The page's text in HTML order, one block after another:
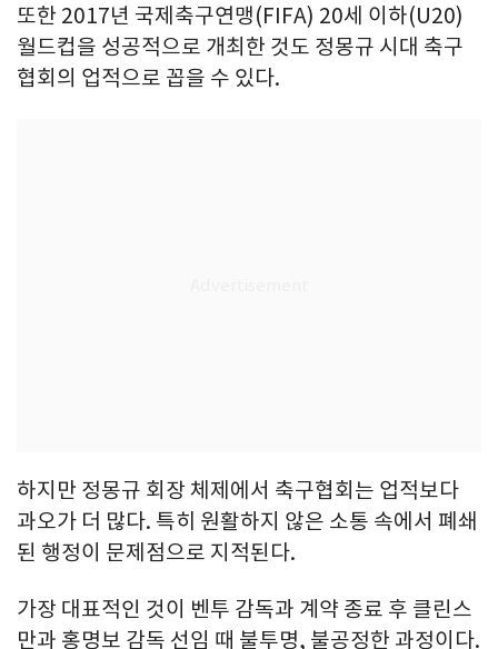
또한 2017년 국제축구연맹(FIFA) 20세 이하(U20)
월드컵을 성공적으로 개최한 것도 정몽규 시대 축구
협회의 업적으로 꼽을 수 있다.
하지만 정몽규 회장 체제에서 축구협회는 업적보다
과오가 더 많다. 특히 원활하지 않은 소통 속에서 폐쇄
된 행정이 문제점으로 지적된다.
가장 대표적인 것이 벤투 감독과 계약 종료 후 클린스
만과 홍명보 감독 선임 때 불투명, 불공정한 과정이다.